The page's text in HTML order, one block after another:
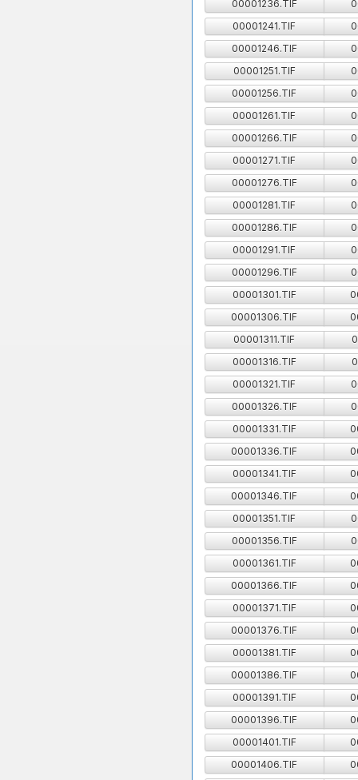
00001236.TIF
00001241.TIF
00001246.TIF
00001251.TIF
00001256.TIF
00001261.TIF
00001266.TIF
00001271.TIF
00001276.TIF
00001281.TIF
00001286.TIF
00001291.TIF
00001296.TIF
00001301.TIF
00001306.TIF
00001311.TIF
00001316.TIF
00001321.TIF
00001326.TIF
00001331.TIF
00001336.TIF
00001341.TIF
00001346.TIF
00001351.TIF
00001356.TIF
00001361.TIF
00001366.TIF
00001371.TIF
00001376.TIF
00001381.TIF
00001386.TIF
00001391.TIF
00001396.TIF
00001401.TIF
00001406.TIF